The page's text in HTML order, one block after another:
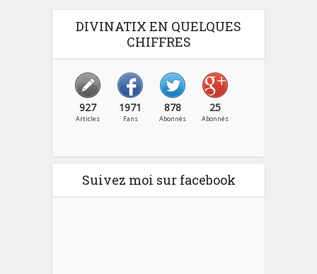
DIVINATIX EN QUELQUES
CHIFFRES
927
Articles
1971
Fans
878
Abonnés
25
Abonnés
Suivez moi sur facebook